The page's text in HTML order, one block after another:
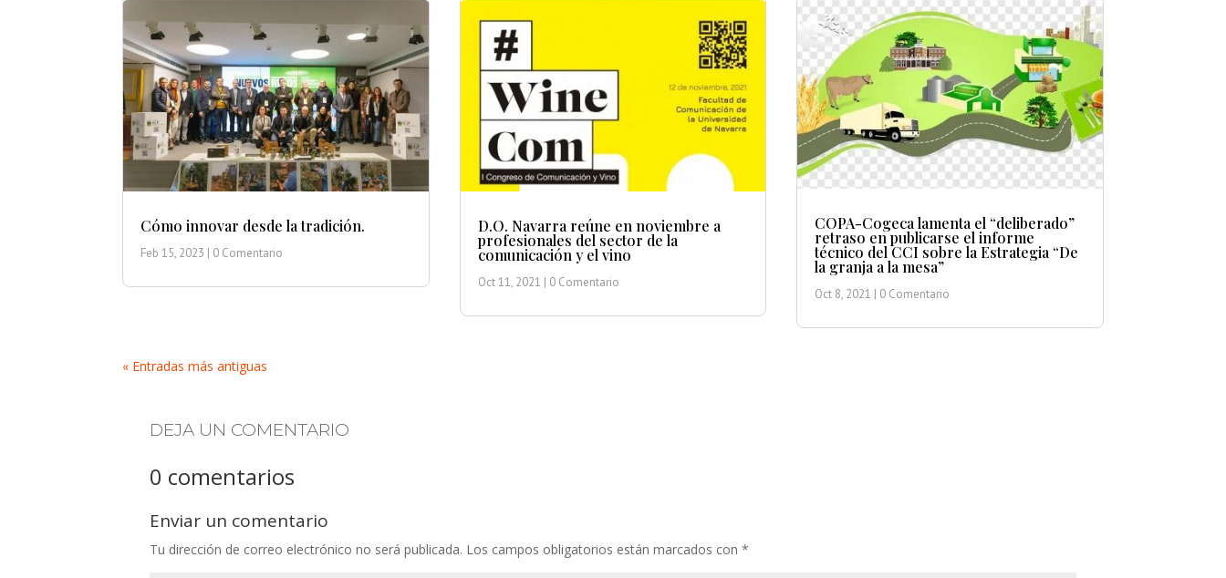
Cómo innovar desde la tradición.
Feb 15, 2023 | 0 Comentario
D.O. Navarra reúne en noviembre a
profesionales del sector de la
comunicación y el vino
Oct 11, 2021 | 0 Comentario
COPA-Cogeca lamenta el “deliberado”
retraso en publicarse el informe
técnico del CCI sobre la Estrategia “De
la granja a la mesa”
Oct 8, 2021 | 0 Comentario
« Entradas más antiguas
DEJA UN COMENTARIO
0 comentarios
Enviar un comentario
Tu dirección de correo electrónico no será publicada. Los campos obligatorios están marcados con*